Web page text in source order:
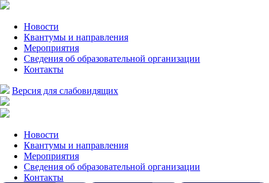
Новости
Квантумы и направления
Мероприятия
Сведения об образовательной организации
Контакты
Версия для слабовидящих
Новости
Квантумы и направления
Мероприятия
Сведения об образовательной организации
Контакты